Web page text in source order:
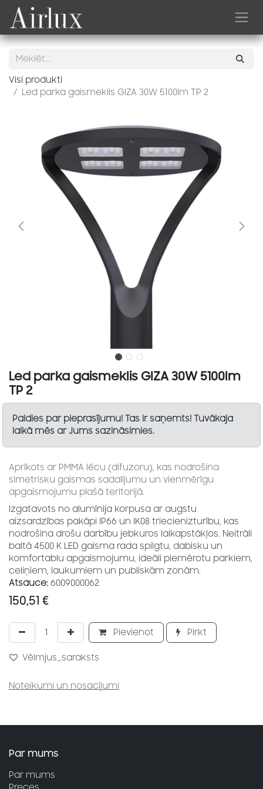
Skip to Content
Visi produkti
Led parka gaismeklis GIZA 30W 5100lm TP 2
Led parka gaismeklis GIZA 30W 5100lm
TP 2
Paldies par pieprasījumu! Tas ir saņemts! Tuvākaja
laikā mēs ar Jums sazināsimies.
Aprīkots ar PMMA lēcu (difuzoru), kas nodrošina
simetrisku gaismas sadalījumu un vienmērīgu
apgaismojumu plašā teritorijā.
Izgatavots no alumīnija korpusa ar augstu
aizsardzības pakāpi IP66 un IK08 triecienizturību, kas
nodrošina drošu darbību jebkuros laikapstākļos. Neitrāli
baltā 4500 K LED gaisma rada spilgtu, dabisku un
komfortablu apgaismojumu, ideāli piemērotu parkiem,
celiņiem, laukumiem un publiskām zonām.
Atsauce: 6009000062
150,51 €
Pievienot Pirkt
Vēlmjus_saraksts
Noteikumi un nosacījumi
Par mums
Par mums